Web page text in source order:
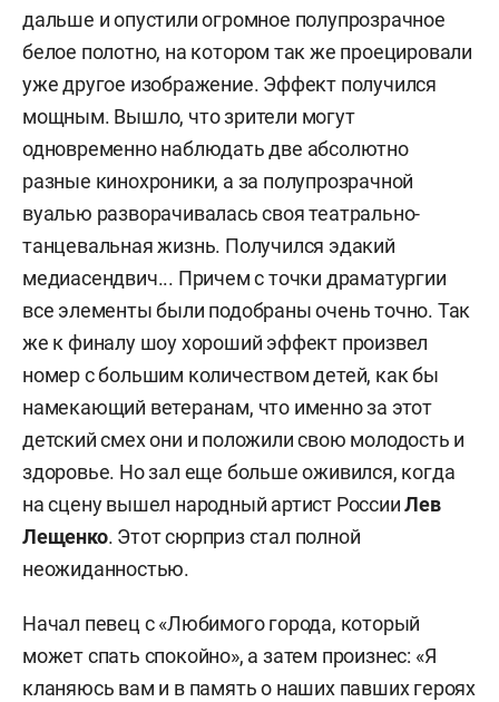
дальше и опустили огромное полупрозрачное
белое полотно, на котором так же проецировали
уже другое изображение. Эффект получился
мощным. Вышло, что зрители могут
одновременно наблюдать две абсолютно
разные кинохроники, а за полупрозрачной
вуалью разворачивалась своя театрально-
танцевальная жизнь. Получился эдакий
медиасендвич... Причем с точки драматургии
все элементы были подобраны очень точно. Так
же к финалу шоу хороший эффект произвел
номер с большим количеством детей, как бы
намекающий ветеранам, что именно за этот
детский смех они и положили свою молодость и
здоровье. Но зал еще больше оживился, когда
на сцену вышел народный артист РоссииЛев
Лещенко. Этот сюрприз стал полной
неожиданностью.
Начал певец с «Любимого города, который
может спать спокойно», а затем произнес: «Я
кланяюсь вам и в память о наших павших героях